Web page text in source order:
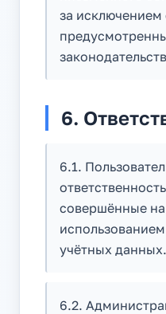
за исключением
6.
6.1.
совершённые на
учётных данных.
6.2.